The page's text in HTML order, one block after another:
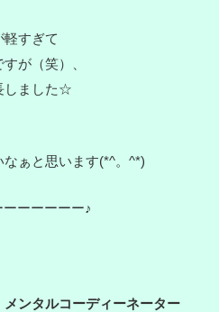
軽すぎて
が（笑）、
しました☆
ぁと思います(*^。^*)
ーーーーー♪
メンタルコーディーネーター